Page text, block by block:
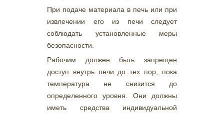
При подаче материала в печь или при
извлечении его из печи следует
соблюдать установленные меры
безопасности.
Рабочим должен быть запрещен
доступ внутрь печи до тех пор, пока
температура не снизится до
определенного уровня. Они должны
иметь средства индивидуальной